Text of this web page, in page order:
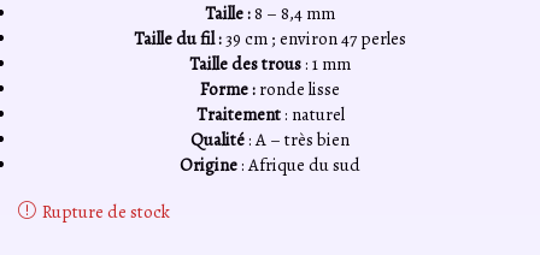
Taille :8 – 8,4 mm
Taille du fil :39 cm ; environ 47 perles
Taille des trous: 1 mm
Forme : ronde lisse
Traitement: naturel
Qualité: A – très bien
Origine: Afrique du sud
Rupture de stock